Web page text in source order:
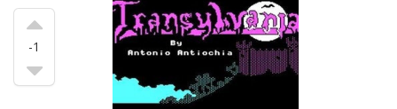
-1